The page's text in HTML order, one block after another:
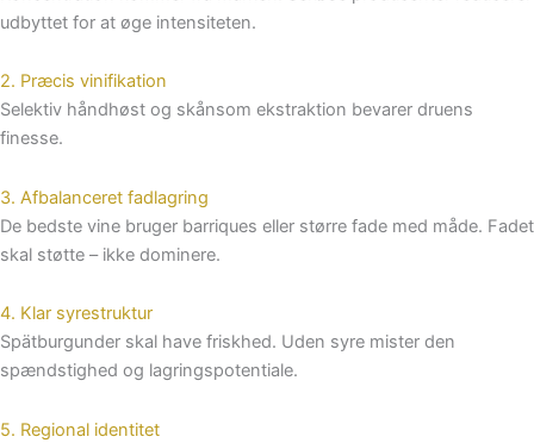
udbyttet for at øge intensiteten.
2. Præcis vinifikation
Selektiv håndhøst og skånsom ekstraktion bevarer druens
finesse.
3. Afbalanceret fadlagring
De bedste vine bruger barriques eller større fade med måde. Fadet
skal støtte – ikke dominere.
4. Klar syrestruktur
Spätburgunder skal have friskhed. Uden syre mister den
spændstighed og lagringspotentiale.
5. Regional identitet